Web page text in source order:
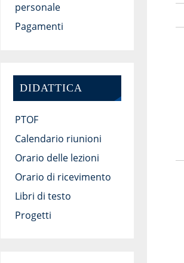
personale
Pagamenti
DIDATTICA
PTOF
Calendario riunioni
Orario delle lezioni
Orario di ricevimento
Libri di testo
Progetti